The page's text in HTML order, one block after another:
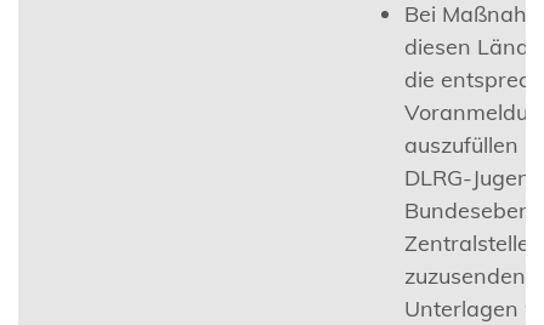
Bei
diesen
die
auszufüllen
DLRG-Jugend
Zentralstelle
zuzusenden,
Unterlagen